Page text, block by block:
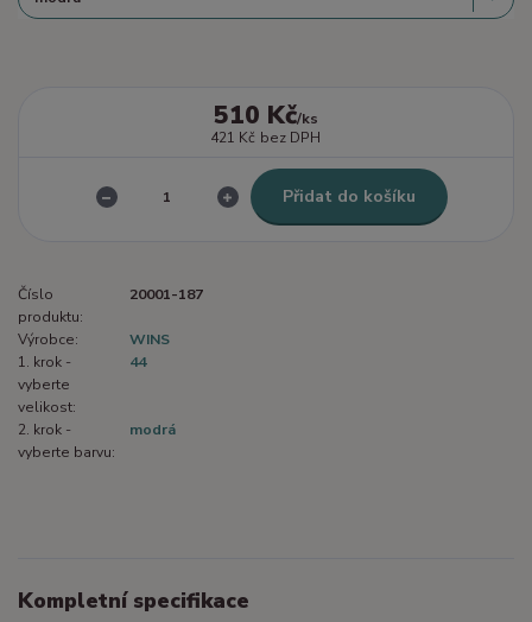
510 Kč/ks
421 Kč bez DPH
Přidat do košíku
Číslo
produktu:
20001-187
Výrobce:
WINS
1. krok -
vyberte
velikost:
44
2. krok -
vyberte barvu:
modrá
Kompletní specifikace